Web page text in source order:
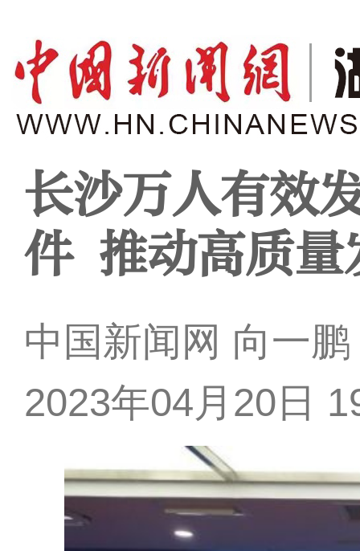
长沙万人有效
件 推动高质量
中国新闻网 向一鹏
2023年04月20日